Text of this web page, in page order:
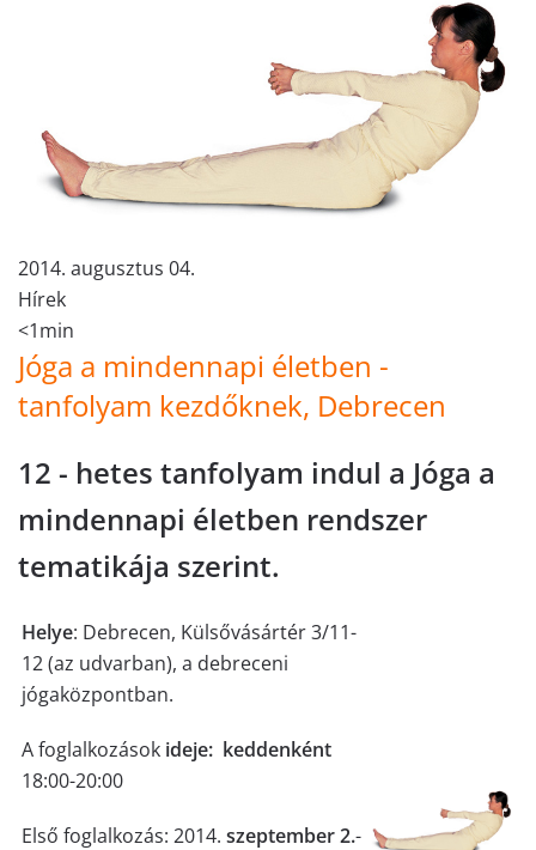
2014. augusztus 04.
Hírek
<1min
Jóga a mindennapi életben -
tanfolyam kezdőknek, Debrecen
12 - hetes tanfolyam indul a Jóga a
mindennapi életben rendszer
tematikája szerint.
Helye: Debrecen, Külsővásártér 3/11-
12 (az udvarban), a debreceni
jógaközpontban.
A foglalkozások ideje: keddenként
18:00-20:00
Első foglalkozás: 2014. szeptember 2.-